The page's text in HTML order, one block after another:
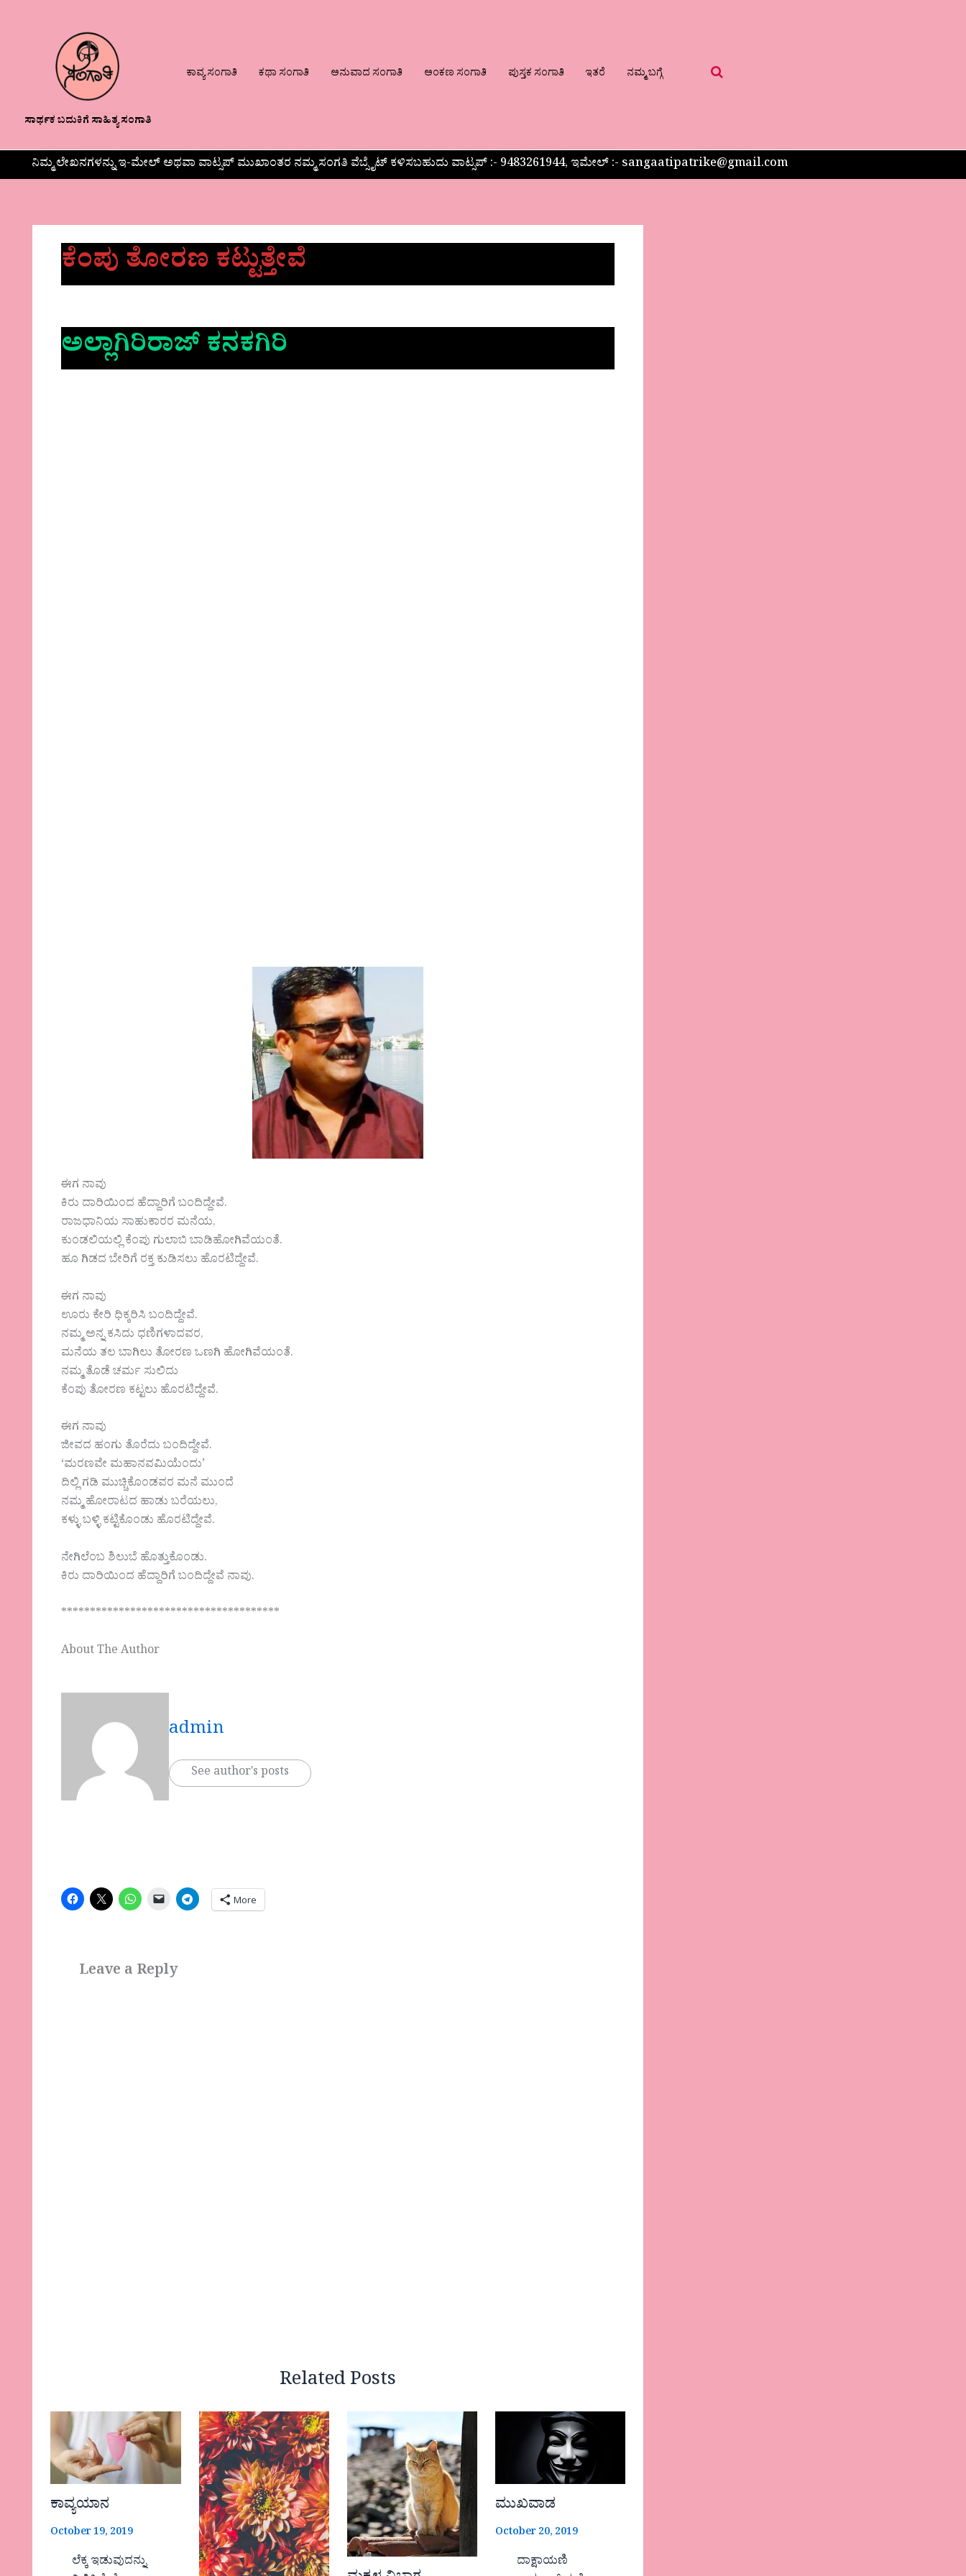
ಸಾರ್ಥಕ ಬದುಕಿಗೆ ಸಾಹಿತ್ಯ ಸಂಗಾತಿ
ಕಾವ್ಯ ಸಂಗಾತಿ ಕಥಾ ಸಂಗಾತಿ ಅನುವಾದ ಸಂಗಾತಿ ಅಂಕಣ ಸಂಗಾತಿ ಪುಸ್ತಕ ಸಂಗಾತಿ ಇತರೆ ನಮ್ಮ ಬಗ್ಗೆ
ನಿಮ್ಮ ಲೇಖನಗಳನ್ನು ಇ-ಮೇಲ್ ಅಥವಾ ವಾಟ್ಸಪ್ ಮುಖಾಂತರ ನಮ್ಮ ಸಂಗತಿ ವೆಬ್ಸೈಟ್ ಕಳಿಸಬಹುದು ವಾಟ್ಸಪ್‌ :- 9483261944, ಇಮೇಲ್ :- sangaatipatrike@gmail.com
ಕೆಂಪು ತೋರಣ ಕಟ್ಟುತ್ತೇವೆ
ಅಲ್ಲಾಗಿರಿರಾಜ್ ಕನಕಗಿರಿ
ಈಗ ನಾವು
ಕಿರು ದಾರಿಯಿಂದ ಹೆದ್ದಾರಿಗೆ ಬಂದಿದ್ದೇವೆ.
ರಾಜಧಾನಿಯ ಸಾಹುಕಾರರ ಮನೆಯ,
ಕುಂಡಲಿಯಲ್ಲಿ ಕೆಂಪು ಗುಲಾಬಿ ಬಾಡಿಹೋಗಿವೆಯಂತೆ.
ಹೂ ಗಿಡದ ಬೇರಿಗೆ ರಕ್ತ ಕುಡಿಸಲು ಹೊರಟಿದ್ದೇವೆ.
ಈಗ ನಾವು
ಊರು ಕೇರಿ ಧಿಕ್ಕರಿಸಿ ಬಂದಿದ್ದೇವೆ.
ನಮ್ಮ ಅನ್ನ ಕಸಿದು ಧಣಿಗಳಾದವರ,
ಮನೆಯ ತಲ ಬಾಗಿಲು ತೋರಣ ಒಣಗಿ ಹೋಗಿವೆಯಂತೆ.
ನಮ್ಮ ತೊಡೆ ಚರ್ಮ ಸುಲಿದು
ಕೆಂಪು ತೋರಣ ಕಟ್ಟಲು ಹೊರಟಿದ್ದೇವೆ.
ಈಗ ನಾವು
ಜೀವದ ಹಂಗು ತೊರೆದು ಬಂದಿದ್ದೇವೆ.
‘ಮರಣವೇ ಮಹಾನವಮಿಯೆಂದು’
ದಿಲ್ಲಿ ಗಡಿ ಮುಚ್ಚಿಕೊಂಡವರ ಮನೆ ಮುಂದೆ
ನಮ್ಮ ಹೋರಾಟದ ಹಾಡು ಬರೆಯಲು,
ಕಳ್ಳು ಬಳ್ಳಿ ಕಟ್ಟಿಕೊಂಡು ಹೊರಟಿದ್ದೇವೆ.
ನೇಗಿಲೆಂಬ ಶಿಲುಬೆ ಹೊತ್ತುಕೊಂಡು.
ಕಿರು ದಾರಿಯಿಂದ ಹೆದ್ದಾರಿಗೆ ಬಂದಿದ್ದೇವೆ ನಾವು.
**************************************
About The Author
admin
See author's posts
More
Leave a Reply
Related Posts
ಕಾವ್ಯಯಾನ
October 19, 2019
ಲೆಕ್ಕ ಇಡುವುದನ್ನು
ಮುಖವಾಡ
October 20, 2019
ದಾಕ್ಷಾಯಣಿ